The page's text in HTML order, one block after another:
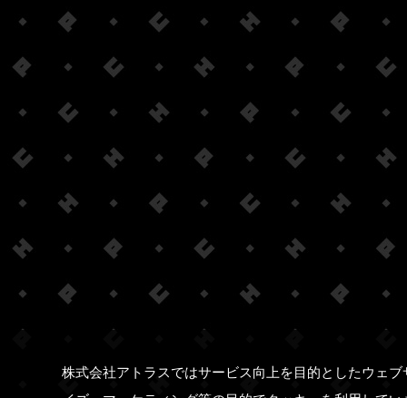
株式会社アトラスではサービス向上を目的としたウェ